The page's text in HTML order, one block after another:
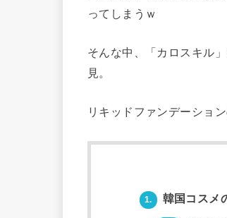
ってしまうｗ
そんな中、「カロスキル
見。
リキッドファンデーショ
1. 韓国コスメ